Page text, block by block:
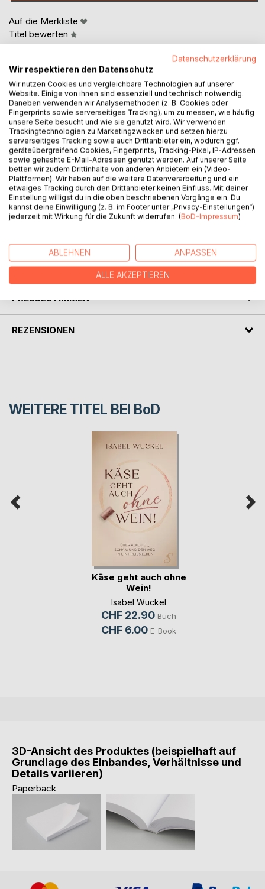
Auf die Merkliste
Titel bewerten
BESCHREIBUNG
Visionäre Bilder sind ein Dreh- und Angelpunkt dieses
Buches. Sie rücken vieles in ganz eigenes Licht, bieten
verblüffende Pointen und öffnen, lehren, helfen.
Das ist im Buch eindrücklich mitzuerleben.
Einschließlich kostbarer Glücksmomente.
Auch Heikleres wie etwa Freiheit zum Bösen, Heilung,
AUTOR/IN
PRESSESTIMMEN
REZENSIONEN
WEITERE TITEL BEI BoD
Käse geht auch ohne
Wein!
Isabel Wuckel
CHF 22.90 Buch
CHF 6.00 E-Book
3D-Ansicht des Produktes (beispielhaft auf
Grundlage des Einbandes, Verhältnisse und
Details variieren)
Paperback
Datenschutzerklärung
Wir respektieren den Datenschutz
Wir nutzen Cookies und vergleichbare Technologien auf unserer
Website. Einige von ihnen sind essenziell und technisch notwendig.
Daneben verwenden wir Analysemethoden (z. B. Cookies oder
Fingerprints sowie serverseitiges Tracking), um zu messen, wie häufig
unsere Seite besucht und wie sie genutzt wird. Wir verwenden
Trackingtechnologien zu Marketingzwecken und setzen hierzu
serverseitiges Tracking sowie auch Drittanbieter ein, wodurch ggf.
geräteübergreifend Cookies, Fingerprints, Tracking-Pixel, IP-Adressen
sowie gehashte E-Mail-Adressen genutzt werden. Auf unserer Seite
betten wir zudem Drittinhalte von anderen Anbietern ein (Video-
Plattformen). Wir haben auf die weitere Datenverarbeitung und ein
etwaiges Tracking durch den Drittanbieter keinen Einfluss. Mit deiner
Einstellung willigst du in die oben beschriebenen Vorgänge ein. Du
kannst deine Einwilligung (z. B. im Footer unter „Privacy-Einstellungen“)
jederzeit mit Wirkung für die Zukunft widerrufen. (BoD-Impressum)
ABLEHNEN ANPASSEN
ALLE AKZEPTIEREN